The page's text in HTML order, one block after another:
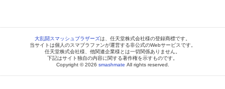
大乱闘スマッシュブラザーズは、任天堂株式会社様の登録商標です。
当サイトは個人のスマブラファンが運営する非公式のWebサービスです。
任天堂株式会社様、他関連企業様とは一切関係ありません。
下記はサイト独自の内容に関する著作権を示すものです。
Copyright © 2026 smashmate All rights reserved.